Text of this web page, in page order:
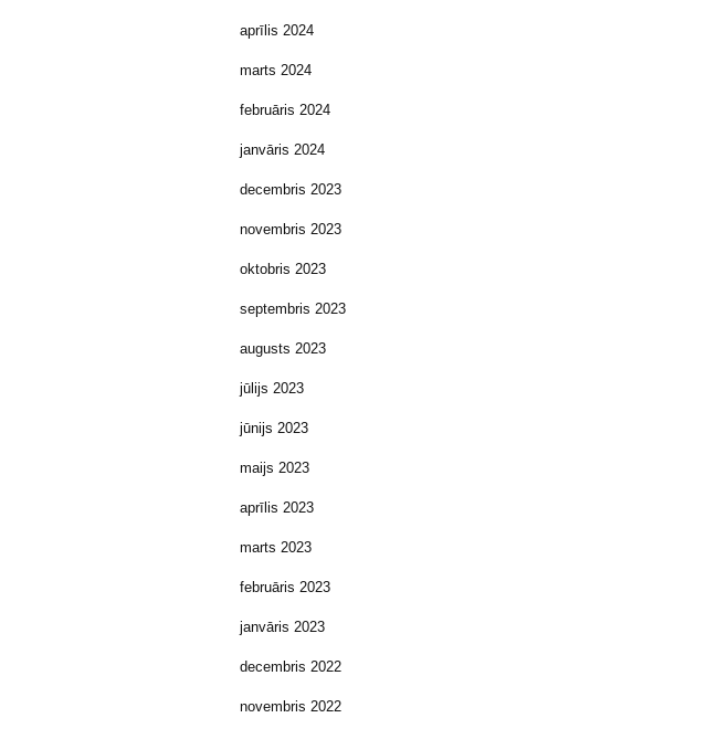
aprīlis 2024
marts 2024
februāris 2024
janvāris 2024
decembris 2023
novembris 2023
oktobris 2023
septembris 2023
augusts 2023
jūlijs 2023
jūnijs 2023
maijs 2023
aprīlis 2023
marts 2023
februāris 2023
janvāris 2023
decembris 2022
novembris 2022